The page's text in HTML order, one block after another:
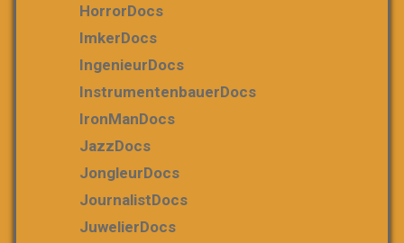
HorrorDocs
ImkerDocs
IngenieurDocs
InstrumentenbauerDocs
IronManDocs
JazzDocs
JongleurDocs
JournalistDocs
JuwelierDocs